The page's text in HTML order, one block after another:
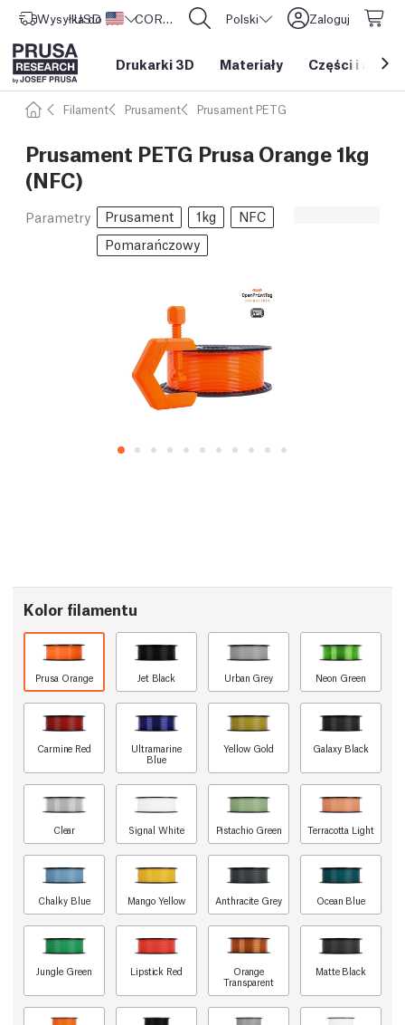
Wysyłka do Stany Zjednoczone
USD ($) CORE One L: Już w sprzedaży! Polski Zaloguj
Drukarki 3D Materiały Części i
Filament Prusament Prusament PETG
Prusament PETG Prusa Orange 1kg
(NFC)
Parametry Prusament 1kg
NFC
Pomarańczowy
Kolor filamentu
Prusa Orange Jet Black Urban Grey Neon Green
Carmine Red
Ultramarine
Blue
Yellow Gold Galaxy Black
Clear Signal White Pistachio Green Terracotta Light
Chalky Blue Mango Yellow Anthracite Grey Ocean Blue
Jungle Green Lipstick Red
Orange
Transparent
Matte Black